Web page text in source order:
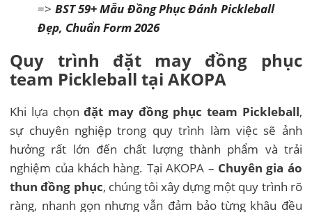
=> BST 59+ Mẫu Đồng Phục Đánh Pickleball
Đẹp, Chuẩn Form 2026
Quy trình đặt may đồng phục
team Pickleball tại AKOPA
Khi lựa chọnđặt may đồng phục team Pickleball,
sự chuyên nghiệp trong quy trình làm việc sẽ ảnh
hưởng rất lớn đến chất lượng thành phẩm và trải
nghiệm của khách hàng. Tại AKOPA – Chuyên gia áo
thun đồng phục, chúng tôi xây dựng một quy trình rõ
ràng, nhanh gọn nhưng vẫn đảm bảo từng khâu đều